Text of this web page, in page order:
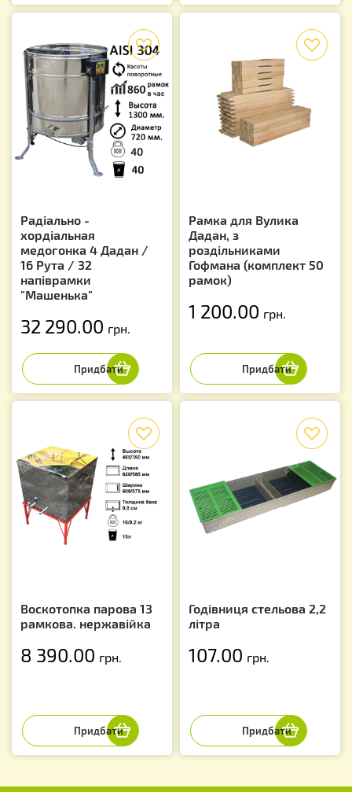
Радіально -
хордіальная
медогонка 4 Дадан /
16 Рута / 32
напіврамки
"Машенька"
32 290.00 грн.
Рамка для Вулика
Дадан, з
роздільниками
Гофмана (комплект 50
рамок)
1 200.00 грн.
Воскотопка парова 13
рамкова. нержавійка
8 390.00 грн.
Годівниця стельова 2,2
літра
107.00 грн.